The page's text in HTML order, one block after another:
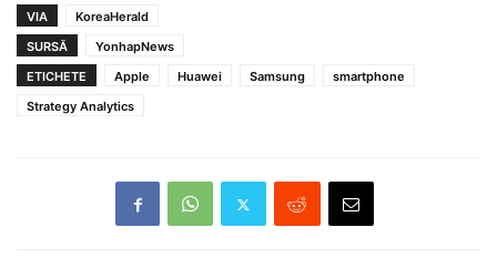
VIA
KoreaHerald
SURSĂ
YonhapNews
ETICHETE
Apple Huawei Samsung
smartphone
Strategy Analytics